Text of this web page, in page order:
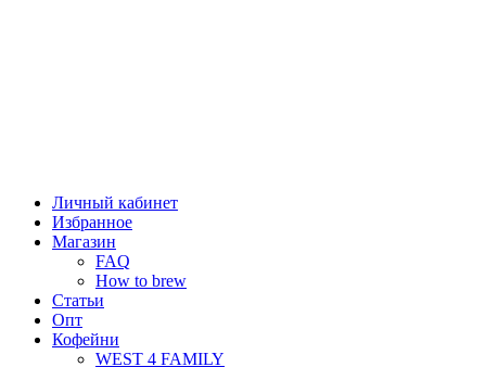
Личный кабинет
Избранное
Магазин
FAQ
How to brew
Статьи
Опт
Кофейни
WEST 4 FAMILY